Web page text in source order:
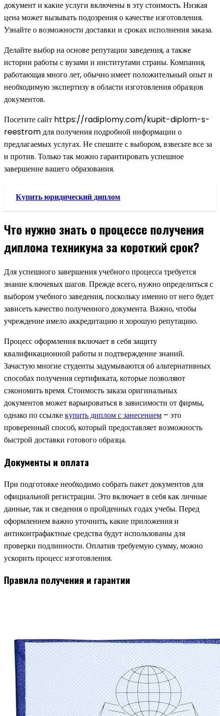
документ и какие услуги включены в эту стоимость. Низкая
цена может вызывать подозрения о качестве изготовления.
Узнайте о возможности доставки и сроках исполнения заказа.
Делайте выбор на основе репутации заведения, а также
истории работы с вузами и институтами страны. Компания,
работающая много лет, обычно имеет положительный опыт и
необходимую экспертизу в области изготовления образцов
документов.
Посетите сайт https://radiplomy.com/kupit-diplom-s-
reestrom для получения подробной информации о
предлагаемых услугах. Не спешите с выбором, взвесьте все за
и против. Только так можно гарантировать успешное
завершение вашего образования.
Купить юридический диплом
Что нужно знать о процессе получения
диплома техникума за короткий срок?
Для успешного завершения учебного процесса требуется
знание ключевых шагов. Прежде всего, нужно определиться с
выбором учебного заведения, поскольку именно от него будет
зависеть качество полученного документа. Важно, чтобы
учреждение имело аккредитацию и хорошую репутацию.
Процесс оформления включает в себя защиту
квалификационной работы и подтверждение знаний.
Зачастую многие студенты задумываются об альтернативных
способах получения сертификата, которые позволяют
сэкономить время. Стоимость заказа оригинальных
документов может варьироваться в зависимости от фирмы,
однако по ссылкекупить диплом с занесением – это
проверенный способ, который предоставляет возможность
быстрой доставки готового образца.
Документы и оплата
При подготовке необходимо собрать пакет документов для
официальной регистрации. Это включает в себя как личные
данные, так и сведения о пройденных годах учебы. Перед
оформлением важно уточнить, какие приложения и
антиконтрафактные средства будут использованы для
проверки подлинности. Оплатив требуемую сумму, можно
ускорить процесс изготовления.
Правила получения и гарантии